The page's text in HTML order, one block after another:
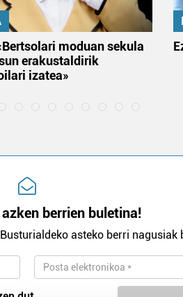
moduan sekula
erakustaldirik
izatea»
berrien buletina!
asteko berri nagusiak